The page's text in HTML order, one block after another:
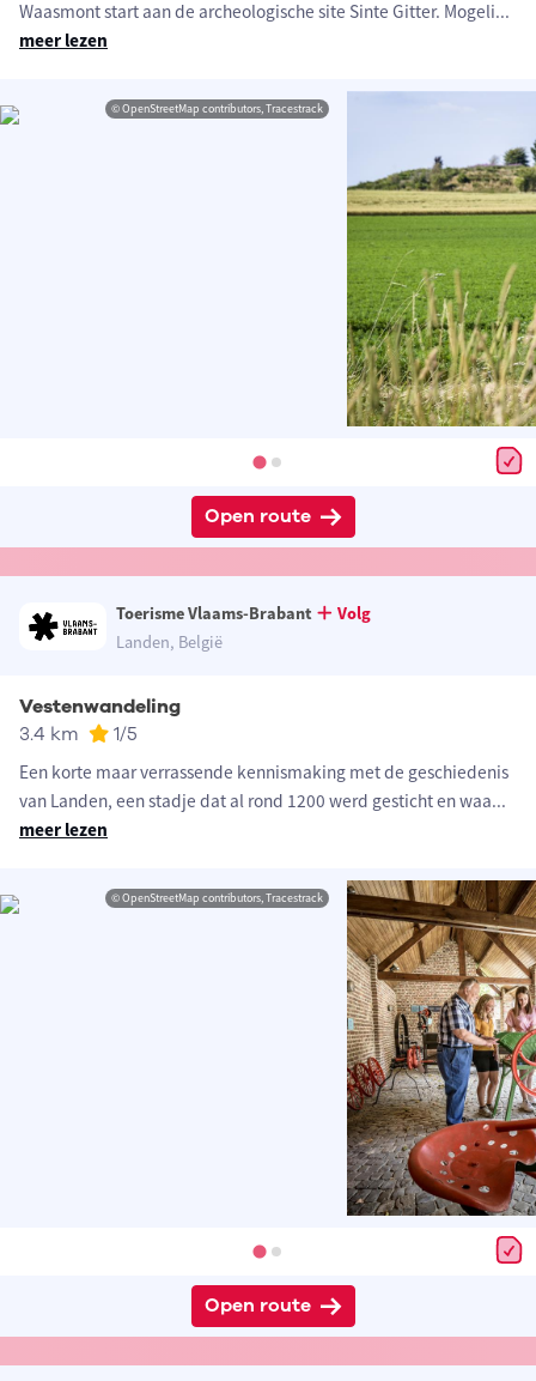
Waasmont start aan de archeologische site Sinte Gitter. Mogeli...
meer lezen
© OpenStreetMap contributors, Tracestrack
Open route
Toerisme Vlaams-Brabant
Volg
Landen, België
Vestenwandeling
3.4 km 1/5
Een korte maar verrassende kennismaking met de geschiedenis
van Landen, een stadje dat al rond 1200 werd gesticht en waa...
meer lezen
© OpenStreetMap contributors, Tracestrack
Open route